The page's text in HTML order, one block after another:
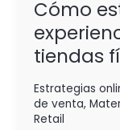
Cómo
tiendas
Estrategias
de venta,
Retail